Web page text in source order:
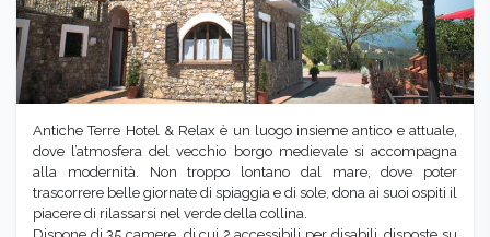
Antiche Terre Hotel & Relax è un luogo insieme antico e attuale,
dove l’atmosfera del vecchio borgo medievale si accompagna
alla modernità. Non troppo lontano dal mare, dove poter
trascorrere belle giornate di spiaggia e di sole, dona ai suoi ospiti il
piacere di rilassarsi nel verde della collina.
Dispone di35 camere, di cui 2 accessibili per disabili, disposte su